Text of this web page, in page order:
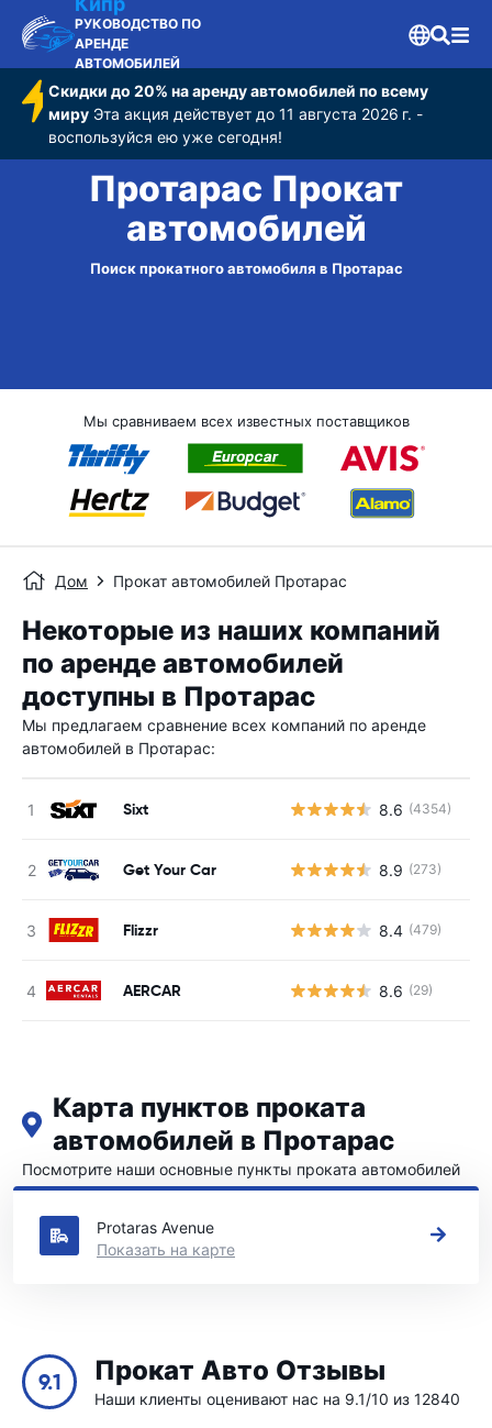
РУКОВОДСТВО ПО
АРЕНДЕ
АВТОМОБИЛЕЙ
Скидки до 20% на аренду автомобилей по всему
мируЭта акция действует до 11 августа 2026 г. -
воспользуйся ею уже сегодня!
Протарас Прокат
автомобилей
Поиск прокатного автомобиля в Протарас
Мы сравниваем всех известных поставщиков
Дом Прокат автомобилей Протарас
Некоторые из наших компаний
по аренде автомобилей
доступны в Протарас
Мы предлагаем сравнение всех компаний по аренде
автомобилей в Протарас:
Sixt 8.6 (4354)
Get Your Car 8.9 (273)
Flizzr 8.4 (479)
AERCAR 8.6 (29)
Карта пунктов проката
автомобилей в Протарас
Посмотрите наши основные пункты проката автомобилей
в Протарас
Protaras Avenue
Показать на карте
9.1 Прокат Авто Отзывы
Наши клиенты оценивают нас на 9.1/10 из 12840